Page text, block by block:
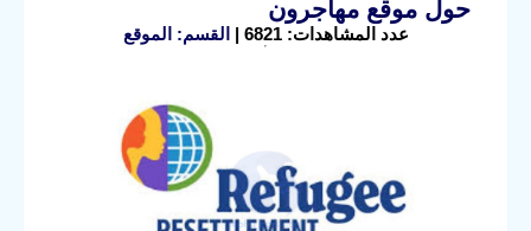
حول موقع مهاجرون
عدد المشاهدات: 6821 | القسم: الموقع